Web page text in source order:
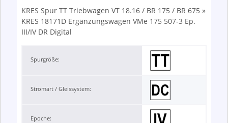
KRES Spur TT Triebwagen VT 18.16 / BR 175 / BR 675 »
KRES 18171D Ergänzungswagen VMe 175 507-3 Ep.
III/IV DR Digital
Spurgröße:
Stromart / Gleissystem:
Epoche: